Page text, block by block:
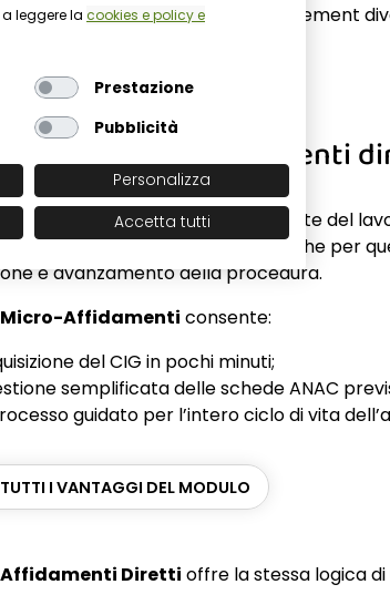
la digitalizzazione del procurement
e affidamenti
Amministrazioni, una parte rilevante del
soglia. SmartPAD è pensata anche per
e avanzamento della procedura.
Micro-Affidamenti consente:
del CIG in pochi minuti;
semplificata delle schede ANAC
guidato per l’intero ciclo di vita
I VANTAGGI DEL MODULO
Affidamenti Diretti offre la stessa logica
leggere la cookies e policy e
Prestazione
Pubblicità
Personalizza
Accetta tutti